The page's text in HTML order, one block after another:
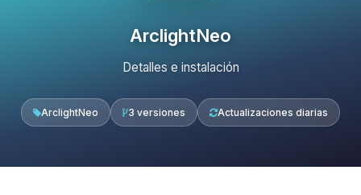
ArclightNeo
Detalles e instalación
ArclightNeo 3 versiones Actualizaciones diarias